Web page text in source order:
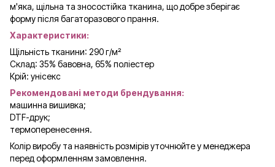
м'яка, щільна та зносостійка тканина, що добре зберігає
форму після багаторазового прання.
Характеристики:
Щільність тканини: 290 г/м²
Склад: 35% бавовна, 65% поліестер
Крій: унісекс
Рекомендовані методи брендування:
машинна вишивка;
DTF-друк;
термоперенесення.
Колір виробу та наявність розмірів уточнюйте у менеджера
перед оформленням замовлення.